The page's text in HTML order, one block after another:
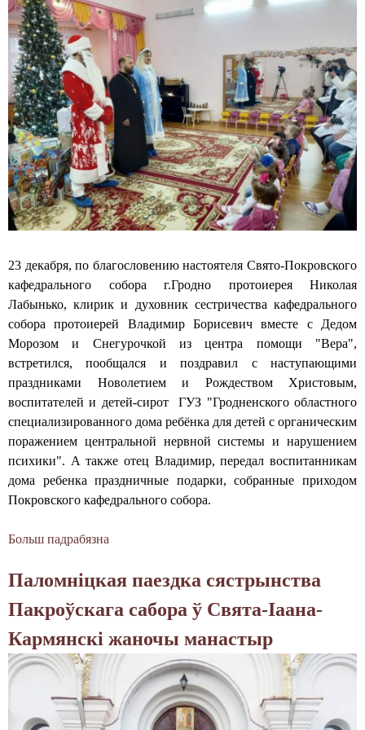
е
р
у
р
г
с
к
о
й
б
и
л
и
о
т
е
к
и
и
с
с
т
р
и
ч
е
с
т
в
а
к
а
ф
а
ь
н
о
с
c
е
р
и
ч
е
с
т
в
а
о
к
р
о
в
с
к
о
г
о
с
о
б
е
й
л
а
д
и
м
и
р
Б
о
и
с
е
в
и
ч
:
П
о
д
в
и
г
о
в
м
е
н
23 декабря, по благословению настоятеля Свято-Покровского
кафедрального собора г.Гродно протоиерея Николая
Лабынько, клирик и духовник сестричества кафедрального
собора протоиерей Владимир Борисевич вместе с Дедом
Морозом и Снегурочкой из центра помощи "Вера",
встретился, пообщался и поздравил с наступающими
праздниками Новолетием и Рождеством Христовым,
воспитателей и детей-сирот ГУЗ "Гродненского областного
специализированного дома ребёнка для детей с органическим
поражением центральной нервной системы и нарушением
психики". А также отец Владимир, передал воспитанникам
дома ребенка праздничные подарки, собранные приходом
Покровского кафедрального собора.
Больш падрабязна
В
а
м
к
х
б
Паломніцкая паездка сястрынства
Пакроўскага сабора ў Свята-Іаана-
Кармянскі жаночы манастыр